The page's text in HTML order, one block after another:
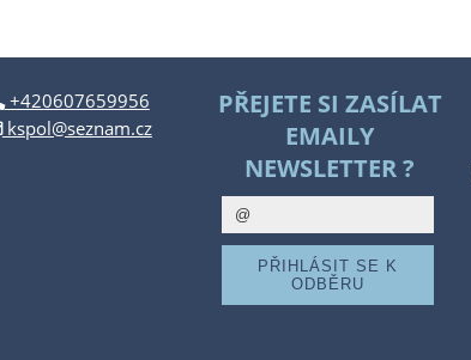
+420607659956
kspol@seznam.cz
PŘEJETE SI ZASÍLAT
EMAILY
NEWSLETTER ?